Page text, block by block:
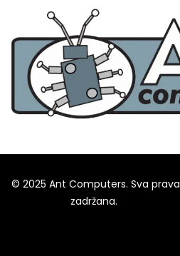
© 2025 Ant Computers. Sva prava
zadržana.